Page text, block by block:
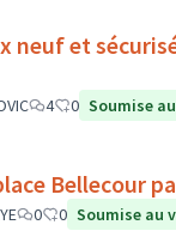
neuf et
4 0 Soumise
Bellecour
0 0 Soumise au